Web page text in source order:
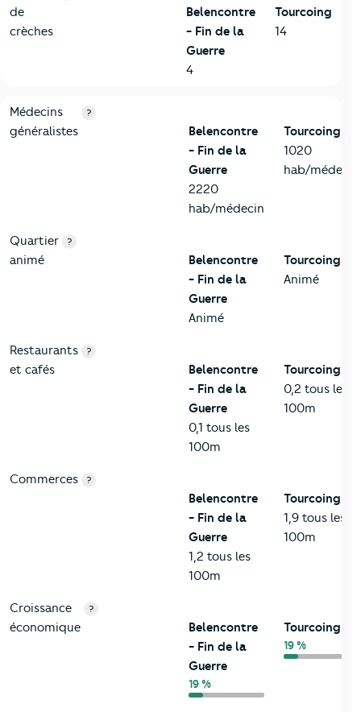
de
crèches
Belencontre
- Fin de la
Guerre
4
Tourcoing
14
5-Commerces
Critères Belencontre - Fin de la Guerre
Médecins
généralistes
?
Belencontre
- Fin de la
Guerre
2220
hab/médecin
Tourcoing
1020
hab/médecin
Quartier
animé
?
Belencontre
- Fin de la
Guerre
Animé
Tourcoing
Animé
Restaurants
et cafés
?
Belencontre
- Fin de la
Guerre
0,1 tous les
100m
Tourcoing
0,2 tous les
100m
Commerces ?
Belencontre
- Fin de la
Guerre
1,2 tous les
100m
Tourcoing
1,9 tous les
100m
Croissance
économique
?
Belencontre
- Fin de la
Guerre
19 %
Tourcoing
19 %